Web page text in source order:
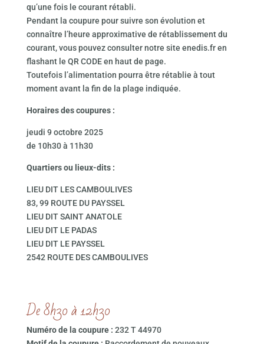
qu’une fois le courant rétabli.
Pendant la coupure pour suivre son évolution et
connaître l’heure approximative de rétablissement du
courant, vous pouvez consulter notre site enedis.fr en
flashant le QR CODE en haut de page.
Toutefois l’alimentation pourra être rétablie à tout
moment avant la fin de la plage indiquée.
Horaires des coupures :
jeudi 9 octobre 2025
de 10h30 à 11h30
Quartiers ou lieux-dits :
LIEU DIT LES CAMBOULIVES
83, 99 ROUTE DU PAYSSEL
LIEU DIT SAINT ANATOLE
LIEU DIT LE PADAS
LIEU DIT LE PAYSSEL
2542 ROUTE DES CAMBOULIVES
De 8h30 à 12h30
Numéro de la coupure : 232 T 44970